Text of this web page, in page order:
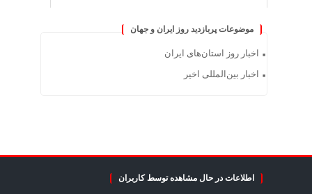
موضوعات پربازدید روز ایران و جهان
اخبار روز استان‌های ایران
اخبار بین‌المللی اخیر
اطلاعات در حال مشاهده توسط کاربران